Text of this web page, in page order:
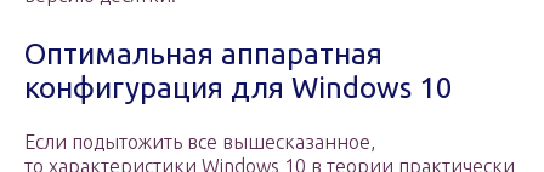
Оптимальная аппаратная
конфигурация для Windows 10
Если подытожить все вышесказанное,
то характеристики Windows 10 в теории практически